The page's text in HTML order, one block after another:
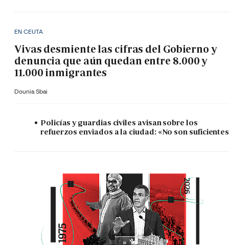
EN CEUTA
Vivas desmiente las cifras del Gobierno y
denuncia que aún quedan entre 8.000 y
11.000 inmigrantes
Dounia Sbai
Policías y guardias civiles avisan sobre los
refuerzos enviados a la ciudad: «No son